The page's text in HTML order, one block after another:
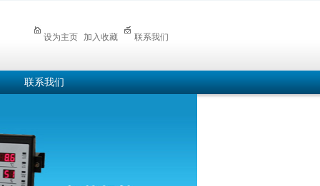
设为主页 加入收藏 联系我们
联系我们